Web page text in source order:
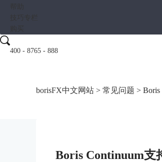
400 - 8765 - 888
borisFX中文网站 > 常见问题 >
Boris Continuum支